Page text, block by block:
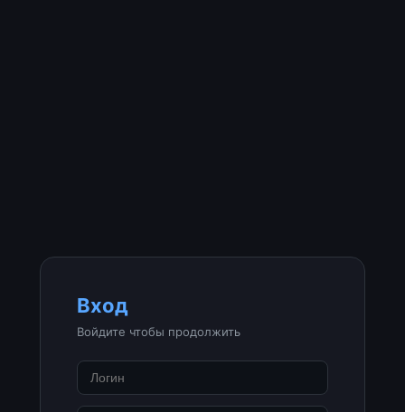
Вход
Войдите чтобы продолжить